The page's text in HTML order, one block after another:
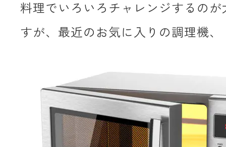
料理でいろいろチャレンジするの
すが、最近のお気に入りの調理機、